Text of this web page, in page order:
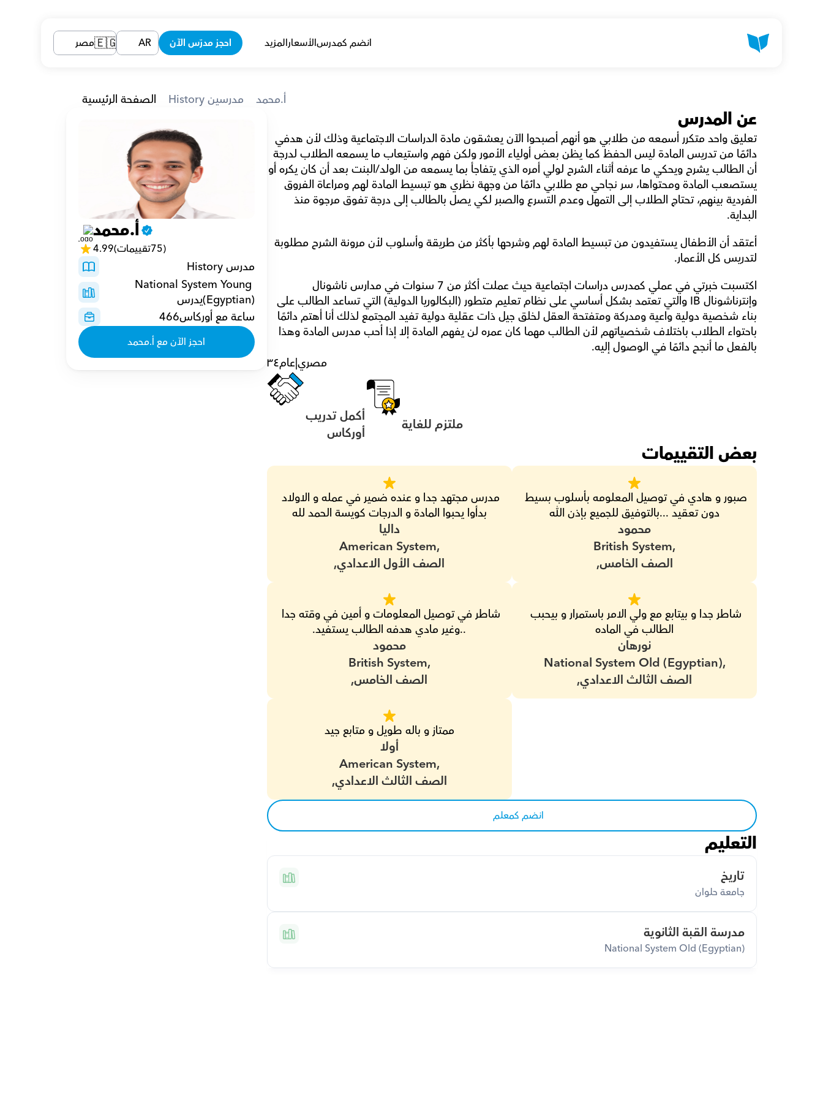
انضم كمدرسالأسعارالمزيد احجز مدرّس الآن AR
🇪🇬مصر
الصفحة الرئيسية History مدرسين أ.محمد
أ.محمد
4.99 (75تقييمات)
مدرس History
National System Young
(Egyptian)يدرس
ساعة مع أوركاس466
احجز الآن مع أ.محمد
عن المدرس
تعليق واحد متكرر أسمعه من طلابي هو أنهم أصبحوا الآن يعشقون مادة الدراسات الاجتماعية وذلك لأن هدفي
دائمًا من تدريس المادة ليس الحفظ كما يظن بعض أولياء الأمور ولكن فهم واستيعاب ما يسمعه الطلاب لدرجة
يستصعب المادة ومحتواها، سر نجاحي مع طلابي دائمًا من وجهة نظري هو تبسيط المادة لهم ومراعاة الفروق
الفردية بينهم، تحتاج الطلاب إلى التمهل وعدم التسرع والصبر لكي يصل بالطالب إلى درجة تفوق مرجوة منذ
البداية.
أعتقد أن الأطفال يستفيدون من تبسيط المادة لهم وشرحها بأكثر من طريقة وأسلوب لأن مرونة الشرح مطلوبة
لتدريس كل الأعمار.
اكتسبت خبرتي في عملي كمدرس دراسات اجتماعية حيث عملت أكثر من 7 سنوات في مدارس ناشونال
وإنترناشونال IB والتي تعتمد بشكل أساسي على نظام تعليم متطور (البكالوريا الدولية) التي تساعد الطالب على
بالفعل ما أنجح دائمًا في الوصول إليه.
٣٤عام|مصري
ملتزم للغاية
أوركاس
بعض التقييمات
مدرس مجتهد جدا و عنده ضمير في عمله و الاولاد
بدأوا يحبوا المادة و الدرجات كويسة الحمد لله
داليا
الصف الأول الاعدادي,
American System,
..وغير مادي هدفه الطالب يستفيد.
محمود
الصف الخامس,
British System,
ممتاز و باله طويل و متابع جيد
أولا
الصف الثالث الاعدادي,
American System,
صبور و هادي في توصيل المعلومه بأسلوب بسيط
دون تعقيد ...بالتوفيق للجميع بإذن الله
محمود
الصف الخامس,
British System,
شاطر جدا و بيتابع مع ولي الامر باستمرار و بيحبب
الطالب في الماده
نورهان
الصف الثالث الاعدادي,
National System Old (Egyptian),
انضم كمعلم
التعليم
تاريخ
جامعة حلوان
مدرسة القبة الثانوية
National System Old (Egyptian)